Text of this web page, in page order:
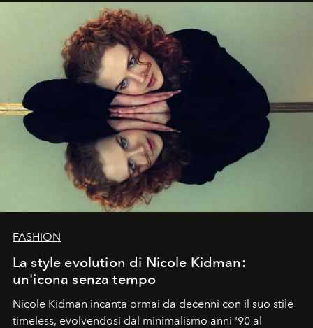
FASHION
La style evolution di Nicole Kidman:
un'icona senza tempo
Nicole Kidman incanta ormai da decenni con il suo stile
timeless, evolvendosi dal minimalismo anni '90 al